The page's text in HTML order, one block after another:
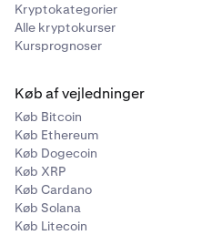
Kryptokategorier
Alle kryptokurser
Kursprognoser
Køb af vejledninger
Køb Bitcoin
Køb Ethereum
Køb Dogecoin
Køb XRP
Køb Cardano
Køb Solana
Køb Litecoin